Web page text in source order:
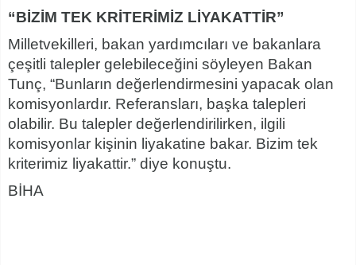
“BİZİM TEK KRİTERİMİZ LİYAKATTİR”
Milletvekilleri, bakan yardımcıları ve bakanlara
çeşitli talepler gelebileceğini söyleyen Bakan
Tunç, “Bunların değerlendirmesini yapacak olan
komisyonlardır. Referansları, başka talepleri
olabilir. Bu talepler değerlendirilirken, ilgili
komisyonlar kişinin liyakatine bakar. Bizim tek
kriterimiz liyakattir.” diye konuştu.
BİHA